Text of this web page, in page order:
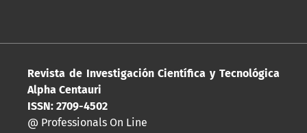
Revista de Investigación Científica y Tecnológica
Alpha Centauri
ISSN: 2709-4502
@ Professionals On Line